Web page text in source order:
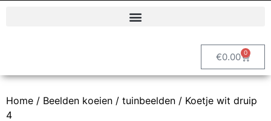
€0.00 0
Home / Beelden koeien / tuinbeelden / Koetje wit druip
4